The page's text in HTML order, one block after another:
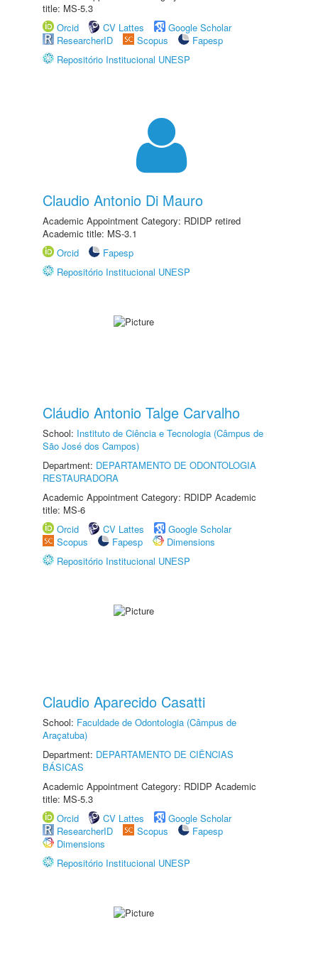
title: MS-5.3
Orcid
CV Lattes
Google Scholar
ResearcherID
Scopus
Fapesp
Repositório Institucional UNESP
Claudio Antonio Di Mauro
Academic Appointment Category: RDIDP retired
Academic title: MS-3.1
Orcid
Fapesp
Repositório Institucional UNESP
Cláudio Antonio Talge Carvalho
School: Instituto de Ciência e Tecnologia (Câmpus de
São José dos Campos)
Department: DEPARTAMENTO DE ODONTOLOGIA
RESTAURADORA
Academic Appointment Category: RDIDP Academic
title: MS-6
Orcid
CV Lattes
Google Scholar
Scopus
Fapesp
Dimensions
Repositório Institucional UNESP
Claudio Aparecido Casatti
School: Faculdade de Odontologia (Câmpus de
Araçatuba)
Department: DEPARTAMENTO DE CIÊNCIAS
BÁSICAS
Academic Appointment Category: RDIDP Academic
title: MS-5.3
Orcid
CV Lattes
Google Scholar
ResearcherID
Scopus
Fapesp
Dimensions
Repositório Institucional UNESP